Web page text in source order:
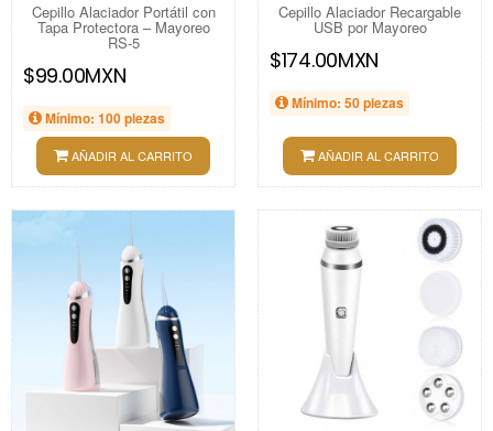
Cepillo Alaciador Portátil con
Tapa Protectora – Mayoreo
RS-5
$99.00MXN
Mínimo: 100 piezas
AÑADIR AL CARRITO
Cepillo Alaciador Recargable
USB por Mayoreo
$174.00MXN
Mínimo: 50 piezas
AÑADIR AL CARRITO